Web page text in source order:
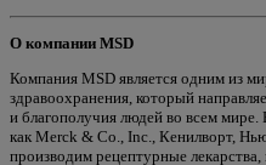
О компании MSD
Компания MSD является одним из
здравоохранения, который
и благополучия людей во всем
как Merck & Co., Inc., Кенилворт,
производим рецептурные